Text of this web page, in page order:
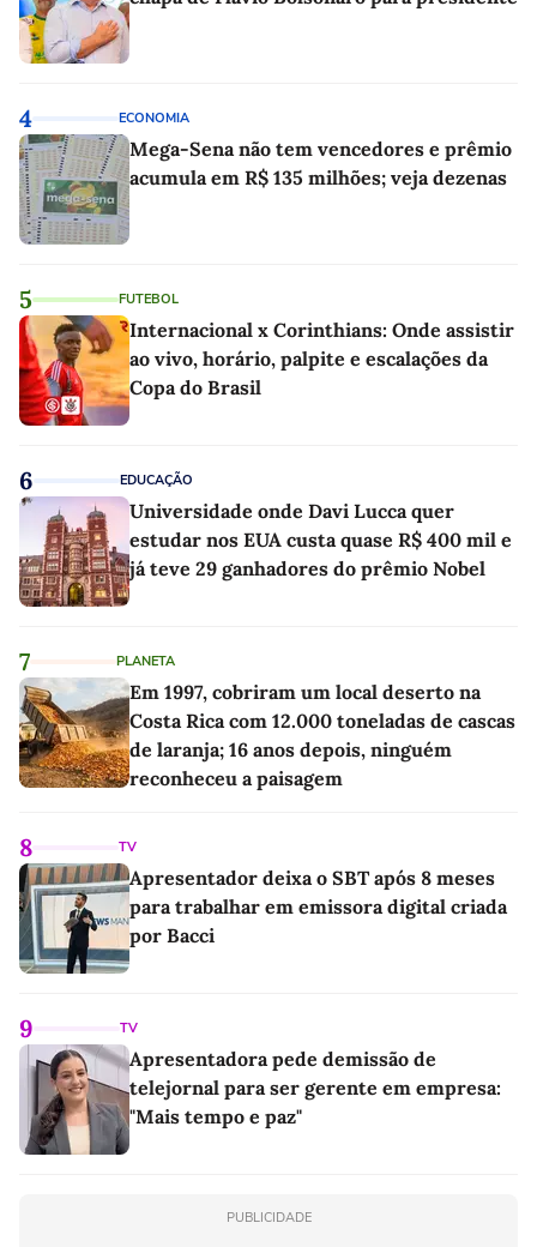
4 ECONOMIA
Mega-Sena não tem vencedores e prêmio
acumula em R$ 135 milhões; veja dezenas
5 FUTEBOL
Internacional x Corinthians: Onde assistir
ao vivo, horário, palpite e escalações da
Copa do Brasil
6 EDUCAÇÃO
Universidade onde Davi Lucca quer
estudar nos EUA custa quase R$ 400 mil e
já teve 29 ganhadores do prêmio Nobel
7 PLANETA
Em 1997, cobriram um local deserto na
Costa Rica com 12.000 toneladas de cascas
de laranja; 16 anos depois, ninguém
reconheceu a paisagem
8 TV
Apresentador deixa o SBT após 8 meses
para trabalhar em emissora digital criada
por Bacci
9 TV
Apresentadora pede demissão de
telejornal para ser gerente em empresa:
"Mais tempo e paz"
PUBLICIDADE